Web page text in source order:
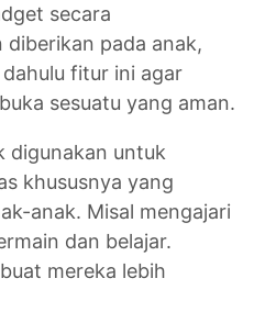
secara
diberikan pada anak,
fitur ini agar
sesuatu yang aman.
digunakan untuk
khususnya yang
anak. Misal mengajari
dan belajar.
mereka lebih